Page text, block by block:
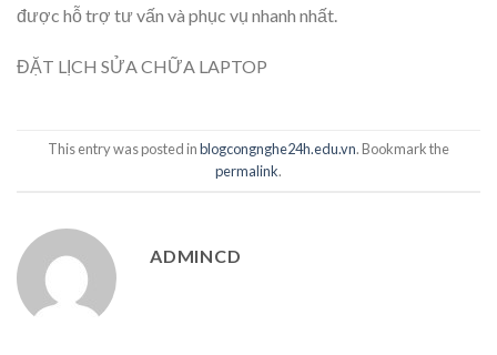
được hỗ trợ tư vấn và phục vụ nhanh nhất.
ĐẶT LỊCH SỬA CHỮA LAPTOP
This entry was posted inblogcongnghe24h.edu.vn. Bookmark the
permalink.
ADMINCD